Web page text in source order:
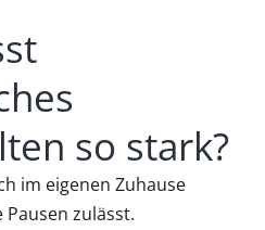
so stark?
im eigenen Zuhause
zulässt.